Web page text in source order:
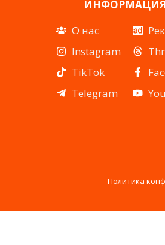
ИНФОРМАЦИЯ
О нас
Instagram
TikTok
Telegram
Политика